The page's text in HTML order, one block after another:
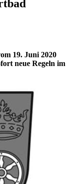
19. Juni 2020
neue Regeln im